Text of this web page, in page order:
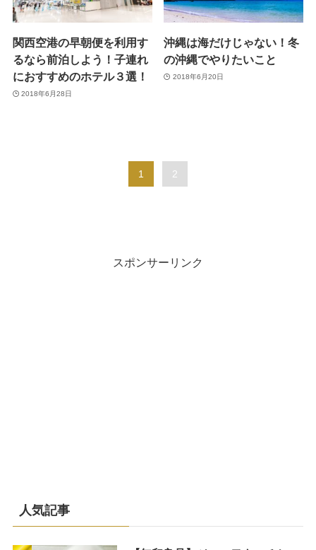
関西空港の早朝便を利用す
るなら前泊しよう！子連れ
におすすめのホテル３選！
2018年6月28日
沖縄は海だけじゃない！冬
の沖縄でやりたいこと
2018年6月20日
1 2
スポンサーリンク
人気記事